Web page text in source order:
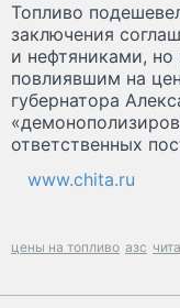
Топливо
заключения
и нефтяниками,
повлиявшим на
губернатора
ответственных
www.chita.ru
цены на топливо азс чита